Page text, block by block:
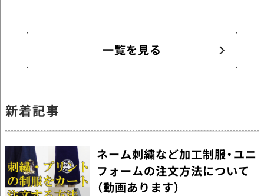
一覧を見る
新着記事
ネーム刺繍など加工制服・ユニ
フォームの注文方法について
（動画あります）